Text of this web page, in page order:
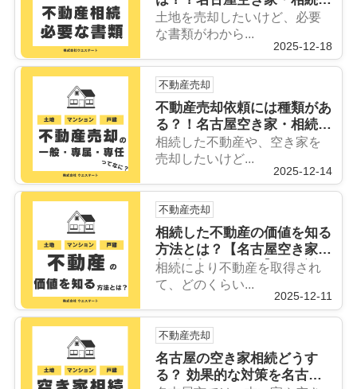
却センターが解説！
土地を売却したいけど、必要
な書類がわから...
2025-12-18
不動産売却
不動産売却依頼には種類があ
る？！名古屋空き家・相続売
却センターが解説！
相続した不動産や、空き家を
売却したいけど...
2025-12-14
不動産売却
相続した不動産の価値を知る
方法とは？【名古屋空き家・
相続売却センター】が解説！
相続により不動産を取得され
て、どのくらい...
2025-12-11
不動産売却
名古屋の空き家相続どうす
る？ 効果的な対策を名古屋